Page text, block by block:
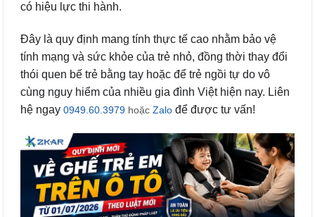
có hiệu lực thi hành.
Đây là quy định mang tính thực tế cao nhằm bảo vệ
tính mạng và sức khỏe của trẻ nhỏ, đồng thời thay đổi
thói quen bế trẻ bằng tay hoặc để trẻ ngồi tự do vô
cùng nguy hiểm của nhiều gia đình Việt hiện nay. Liên
hệ ngay 0949.60.3979 hoặc Zalo để được tư vấn!